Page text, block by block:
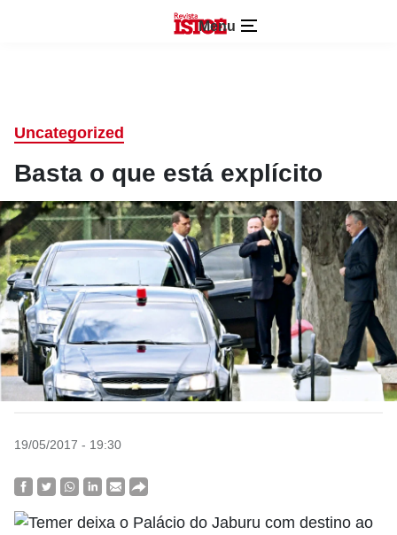
Menu
Uncategorized
Basta o que está explícito
19/05/2017 - 19:30